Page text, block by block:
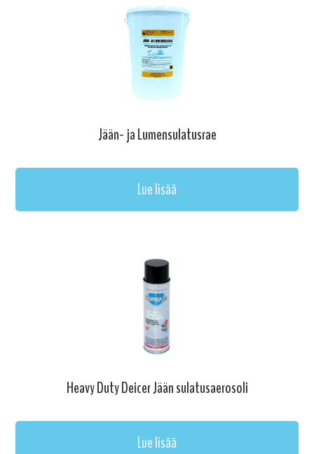
Jään- ja Lumensulatusrae
Lue lisää
Heavy Duty Deicer Jään sulatusaerosoli
Lue lisää